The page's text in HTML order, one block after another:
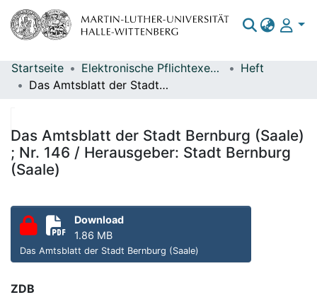
Bereiche & Sammlungen
Statistiken
Startseite Elektronische Pflichtexemplare
Heft
Das Amtsblatt der Stadt Bernburg (Saale) ; Nr. 146 / Herausgeber: Stadt Bernburg (Saale)
Das Amtsblatt der Stadt Bernburg (Saale)
; Nr. 146 / Herausgeber: Stadt Bernburg
(Saale)
Download
1.86 MB
Das Amtsblatt der Stadt Bernburg (Saale)
ZDB